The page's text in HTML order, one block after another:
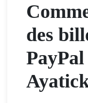
des